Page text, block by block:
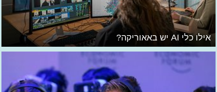
אילו כלי AI יש באאוריקה?